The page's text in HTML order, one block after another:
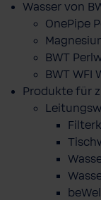
Wasser von
OnePipe
BWT
BWT WFI
Produkte für